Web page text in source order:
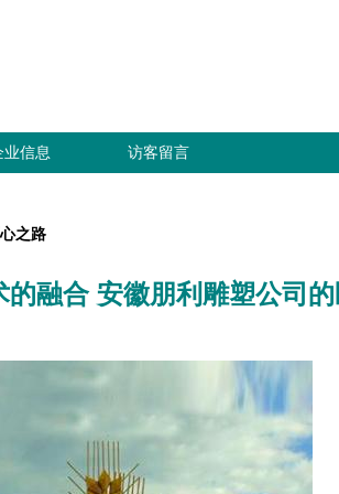
业信息 访客留言
之路
融合 安徽朋利雕塑公司